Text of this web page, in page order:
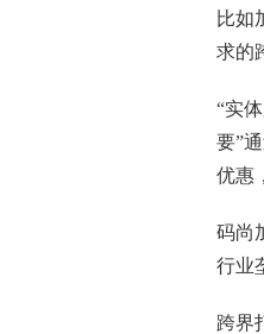
比如
求的
“实
要”
优惠
码尚
行业
跨界